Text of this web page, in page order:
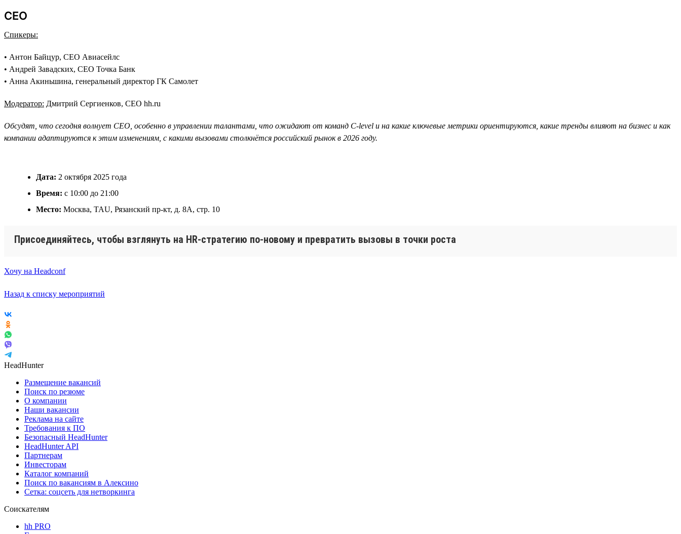
СEO
Спикеры:
• Антон Байцур, CEO Авиасейлс
• Андрей Завадских, СЕО Точка Банк
• Анна Акиньшина, генеральный директор ГК Самолет
Модератор: Дмитрий Сергиенков, CEO hh.ru
Обсудят, что сегодня волнует CEO, особенно в управлении талантами, что ожидают от команд С-level и на какие ключевые метрики ориентируются, какие тренды влияют на бизнес и как
компании адаптируются к этим изменениям, с какими вызовами столкнётся российский рынок в 2026 году.
Дата: 2 октября 2025 года
Время: с 10:00 до 21:00
Место: Москва, TAU, Рязанский пр-кт, д. 8А, стр. 10
Присоединяйтесь, чтобы взглянуть на HR-стратегию по-новому и превратить вызовы в точки роста
Хочу на Headconf
Назад к списку мероприятий
HeadHunter
Размещение вакансий
Поиск по резюме
О компании
Наши вакансии
Реклама на сайте
Требования к ПО
Безопасный HeadHunter
HeadHunter API
Партнерам
Инвесторам
Каталог компаний
Поиск по вакансиям в Алексино
Сетка: соцсеть для нетворкинга
Соискателям
hh PRO